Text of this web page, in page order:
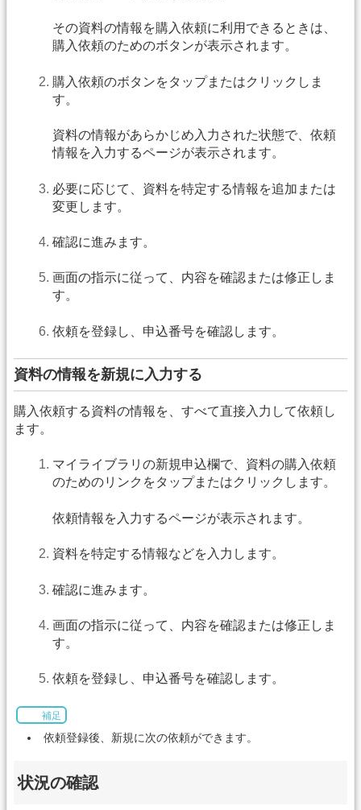
その資料の情報を購入依頼に利用できるときは、
購入依頼のためのボタンが表示されます。
購入依頼のボタンをタップまたはクリックしま
す。
資料の情報があらかじめ入力された状態で、依頼
情報を入力するページが表示されます。
必要に応じて、資料を特定する情報を追加または
変更します。
確認に進みます。
画面の指示に従って、内容を確認または修正しま
す。
依頼を登録し、申込番号を確認します。
資料の情報を新規に入力する
購入依頼する資料の情報を、すべて直接入力して依頼し
ます。
マイライブラリの新規申込欄で、資料の購入依頼
のためのリンクをタップまたはクリックします。
依頼情報を入力するページが表示されます。
資料を特定する情報などを入力します。
確認に進みます。
画面の指示に従って、内容を確認または修正しま
す。
依頼を登録し、申込番号を確認します。
補足
依頼登録後、新規に次の依頼ができます。
状況の確認